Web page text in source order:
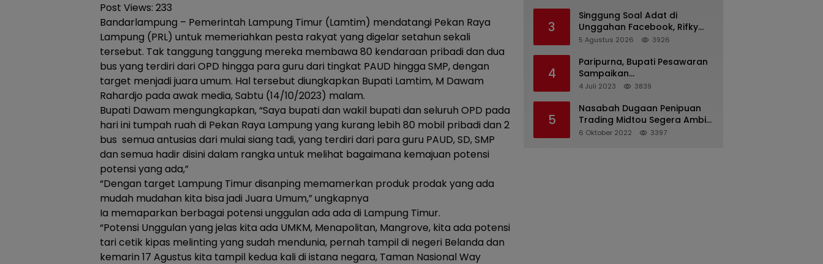
Post Views: 233
Bandarlampung – Pemerintah Lampung Timur (Lamtim) mendatangi Pekan Raya
Lampung (PRL) untuk memeriahkan pesta rakyat yang digelar setahun sekali
tersebut. Tak tanggung tanggung mereka membawa 80 kendaraan pribadi dan dua
bus yang terdiri dari OPD hingga para guru dari tingkat PAUD hingga SMP, dengan
target menjadi juara umum. Hal tersebut diungkapkan Bupati Lamtim, M Dawam
Rahardjo pada awak media, Sabtu (14/10/2023) malam.
Bupati Dawam mengungkapkan, “Saya bupati dan wakil bupati dan seluruh OPD pada
hari ini tumpah ruah di Pekan Raya Lampung yang kurang lebih 80 mobil pribadi dan 2
bus semua antusias dari mulai siang tadi, yang terdiri dari para guru PAUD, SD, SMP
dan semua hadir disini dalam rangka untuk melihat bagaimana kemajuan potensi
potensi yang ada,”
“Dengan target Lampung Timur disanping memamerkan produk prodak yang ada
mudah mudahan kita bisa jadi Juara Umum,” ungkapnya
Ia memaparkan berbagai potensi unggulan ada ada di Lampung Timur.
“Potensi Unggulan yang jelas kita ada UMKM, Menapolitan, Mangrove, kita ada potensi
tari cetik kipas melinting yang sudah mendunia, pernah tampil di negeri Belanda dan
kemarin 17 Agustus kita tampil kedua kali di istana negara, Taman Nasional Way
Batu
3
Singgung Soal Adat di
Unggahan Facebook, Rifky
Desriana Minta Maaf ke PDA
5 Agustus 2026 3926
4
Paripurna, Bupati Pesawaran
Sampaikan
Pertanggungjawaban
4 Juli 2023 3839
5
Nasabah Dugaan Penipuan
Trading Midtou Segera Ambil
Langkah Hukum
6 Oktober 2022 3397